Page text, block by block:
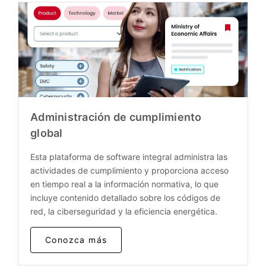
Administración de cumplimiento
global
Esta plataforma de software integral administra las
actividades de cumplimiento y proporciona acceso
en tiempo real a la información normativa, lo que
incluye contenido detallado sobre los códigos de
red, la ciberseguridad y la eficiencia energética.
Conozca más